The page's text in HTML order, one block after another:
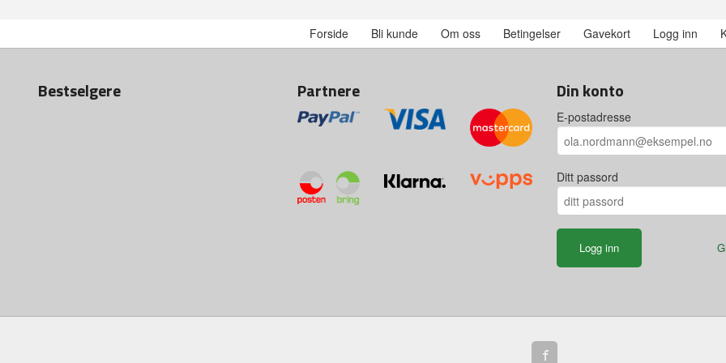
Forside Bli kunde Om oss Betingelser Gavekort Logg inn
Bestselgere Partnere Din konto
E-postadresse
Ditt passord